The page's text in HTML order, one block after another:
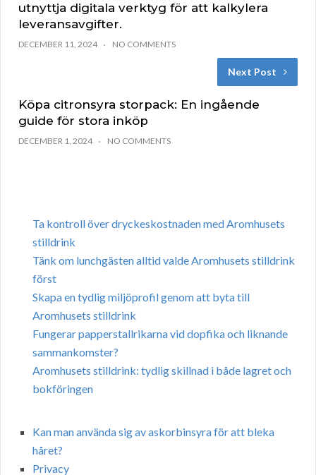
utnyttja digitala verktyg för att kalkylera
leveransavgifter.
DECEMBER 11, 2024 NO COMMENTS
Next Post
Köpa citronsyra storpack: En ingående
guide för stora inköp
DECEMBER 1, 2024 NO COMMENTS
Ta kontroll över dryckeskostnaden med Aromhusets
stilldrink
Tänk om lunchgästen alltid valde Aromhusets stilldrink
först
Skapa en tydlig miljöprofil genom att byta till
Aromhusets stilldrink
Fungerar papperstallrikarna vid dopfika och liknande
sammankomster?
Aromhusets stilldrink: tydlig skillnad i både lagret och
bokföringen
Kan man använda sig av askorbinsyra för att bleka
håret?
Privacy